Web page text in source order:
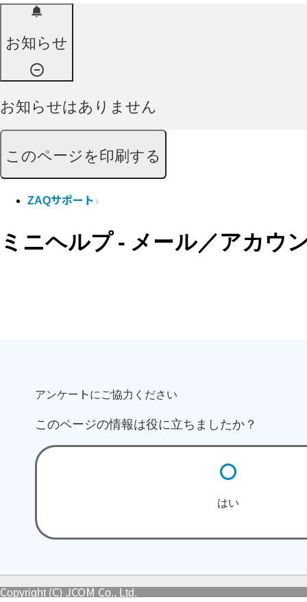
お知らせ
お知らせはありません
このページを印刷する
ZAQサポート
ミニヘルプ - メール／アカウ
アンケートにご協力ください
このページの情報は役に立ちましたか？
はい
Copyright (C) JCOM Co., Ltd.